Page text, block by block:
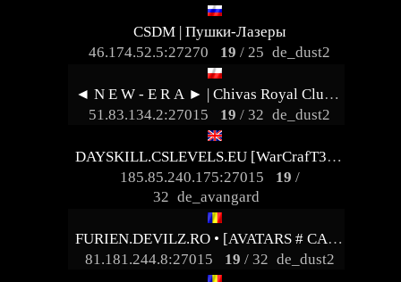
CSDM | Пушки-Лазеры
46.174.52.5:27270
19 / 25 de_dust2
◄ N E W - E R А ► | Chivas Royal Club::.
51.83.134.2:27015
19 / 32 de_dust2
DAYSKILL.CSLEVELS.EU [WarCrafT3 UWC3X Lvl50 VIP FREE]
185.85.240.175:27015
19 /
32 de_avangard
FURIEN.DEVILZ.RO • [AVATARS # CASINO # BATTLEPASS]
81.181.244.8:27015
19 / 32 de_dust2